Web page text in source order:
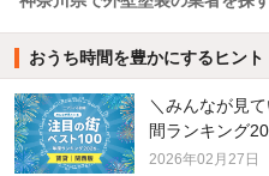
おうち時間を豊かにするヒント
＼みんなが見
間ランキング
2026年02月27日